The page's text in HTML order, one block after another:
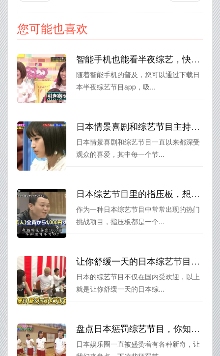
您可能也喜欢
智能手机也能看半夜综艺，快来下载日本半夜综艺节目app
随着智能手机的普及，您可以通过下载日
本半夜综艺节目app，吸...
日本情景喜剧和综艺节目主持人，你不可错过这些人
日本情景喜剧和综艺节目一直以来都深受
观众的喜爱，其中每一个节...
日本综艺节目里的指压板，想挑战吗？
作为一种日本综艺节目中常常出现的热门
挑战项目，指压板都是一个...
让你舒缓一天的日本综艺节目推荐大集合
日本的综艺节目不仅在国内受欢迎，以上
就是让你舒缓一天的日本综...
盘点日本惩罚综艺节目，你知道叫什么吗？
日本娱乐圈一直被盛赞着有各种新奇，让